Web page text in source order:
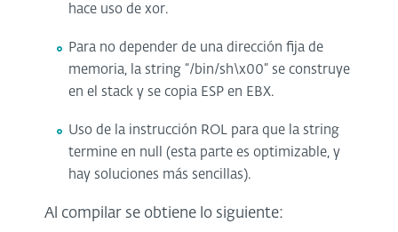
hace uso de xor.
Para no depender de una dirección fija de
memoria, la string “/bin/sh\x00” se construye
en el stack y se copia ESP en EBX.
Uso de la instrucción ROL para que la string
termine en null (esta parte es optimizable, y
hay soluciones más sencillas).
Al compilar se obtiene lo siguiente: